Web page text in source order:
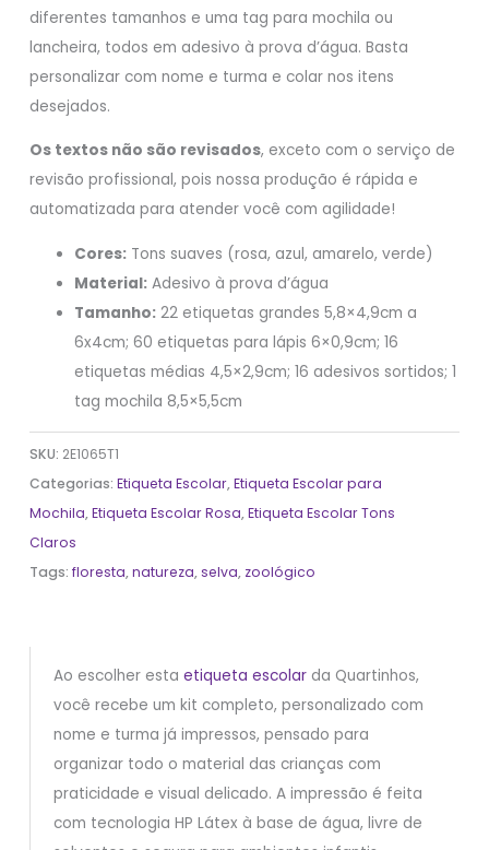
diferentes tamanhos e uma tag para mochila ou
lancheira, todos em adesivo à prova d’água. Basta
personalizar com nome e turma e colar nos itens
desejados.
Os textos não são revisados, exceto com o serviço de
revisão profissional, pois nossa produção é rápida e
automatizada para atender você com agilidade!
Cores: Tons suaves (rosa, azul, amarelo, verde)
Material: Adesivo à prova d’água
Tamanho: 22 etiquetas grandes 5,8×4,9cm a
6x4cm; 60 etiquetas para lápis 6×0,9cm; 16
etiquetas médias 4,5×2,9cm; 16 adesivos sortidos; 1
tag mochila 8,5×5,5cm
SKU: 2E1065T1
Categorias:Etiqueta Escolar,Etiqueta Escolar para
Mochila,Etiqueta Escolar Rosa,Etiqueta Escolar Tons
Claros
Tags:floresta,natureza,selva, zoológico
Ao escolher esta etiqueta escolarda Quartinhos,
você recebe um kit completo, personalizado com
nome e turma já impressos, pensado para
organizar todo o material das crianças com
praticidade e visual delicado. A impressão é feita
com tecnologia HP Látex à base de água, livre de